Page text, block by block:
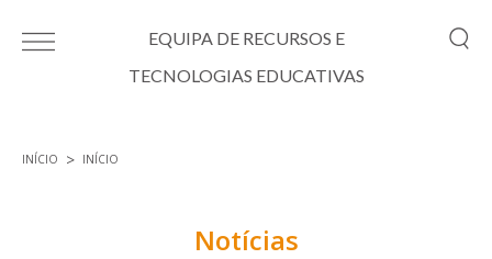
EQUIPA DE RECURSOS E
TECNOLOGIAS EDUCATIVAS
INÍCIO INÍCIO
Notícias